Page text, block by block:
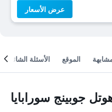
عرض الأسعار
الموقع الأسئلة الشائعة
جوبينج سورابايا